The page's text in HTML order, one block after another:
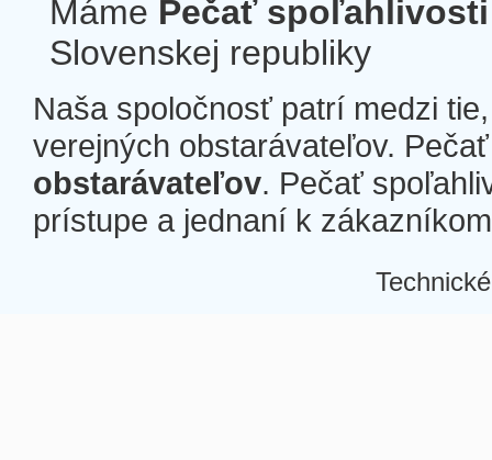
Máme Pečať spoľahlivosti
Slovenskej republiky
Naša spoločnosť patrí medzi
verejných obstarávateľov.
obstarávateľov. Pečať
prístupe a jednaní k